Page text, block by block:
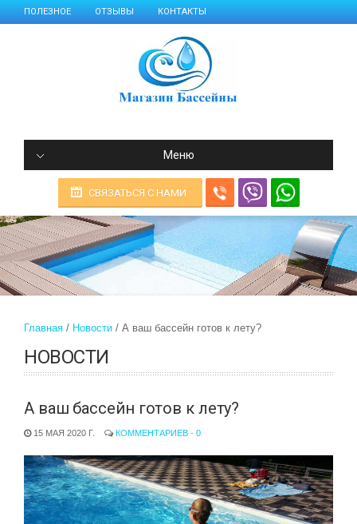
ПОЛЕЗНОЕ ОТЗЫВЫ КОНТАКТЫ
Меню
СВЯЗАТЬСЯ С НАМИ
Главная Новости А ваш бассейн готов к лету?
НОВОСТИ
А ваш бассейн готов к лету?
15 МАЯ 2020 Г. КОММЕНТАРИЕВ - 0